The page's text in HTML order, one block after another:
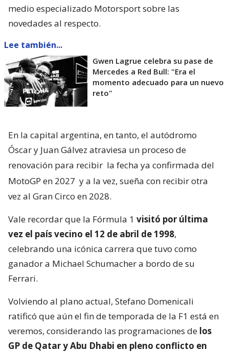
medio especializado Motorsport sobre las
novedades al respecto.
Lee también...
Gwen Lagrue celebra su pase de
Mercedes a Red Bull: "Era el
momento adecuado para un nuevo
reto"
En la capital argentina, en tanto, el autódromo
Óscar y Juan Gálvez atraviesa un proceso de
renovación para recibir la fecha ya confirmada del
MotoGP en 2027 y a la vez, sueña con recibir otra
vez al Gran Circo en 2028.
Vale recordar que la Fórmula 1 visitó por última
vez el país vecino el 12 de abril de 1998,
celebrando una icónica carrera que tuvo como
ganador a Michael Schumacher a bordo de su
Ferrari.
Volviendo al plano actual, Stefano Domenicali
ratificó que aún el fin de temporada de la F1 está en
veremos, considerando las programaciones de los
GP de Qatar y Abu Dhabi en pleno conflicto en